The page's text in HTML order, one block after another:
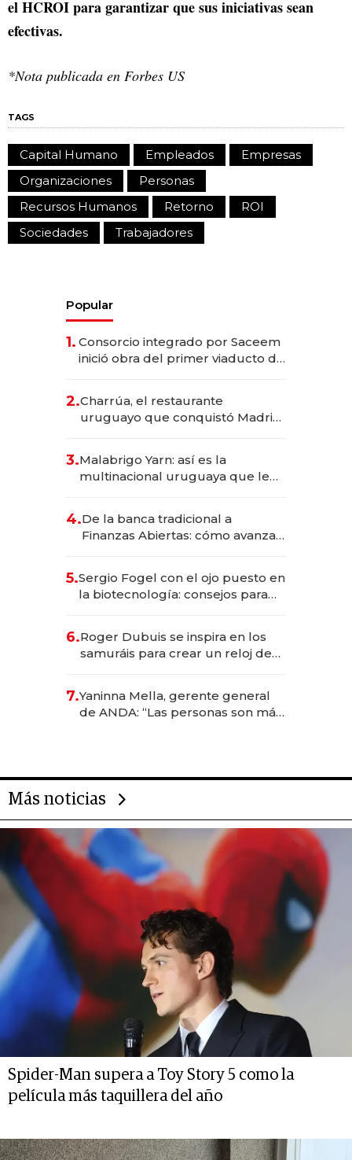
el HCROI para garantizar que sus iniciativas sean
efectivas.
*Nota publicada en Forbes US
TAGS
Capital Humano Empleados
Empresas
Organizaciones
Personas
Recursos Humanos
Retorno
ROI
Sociedades
Trabajadores
Popular
1. Consorcio integrado por Saceem
inició obra del primer viaducto de
millones
2.Charrúa, el restaurante
uruguayo que conquistó Madrid:
anticipación y prepara apertura
3.Malabrigo Yarn: así es la
multinacional uruguaya que le
4.De la banca tradicional a
Finanzas Abiertas: cómo avanza
5.Sergio Fogel con el ojo puesto en
la biotecnología: consejos para
6.Roger Dubuis se inspira en los
samuráis para crear un reloj de
7.Yaninna Mella, gerente general
de ANDA: “Las personas son más
Más noticias
Spider-Man supera a Toy Story 5 como la
película más taquillera del año